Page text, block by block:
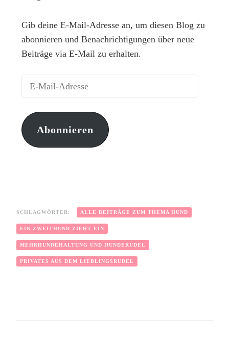
Gib deine E-Mail-Adresse an, um diesen Blog zu
abonnieren und Benachrichtigungen über neue
Beiträge via E-Mail zu erhalten.
Abonnieren
SCHLAGWÖRTER: ALLE BEITRÄGE ZUM THEMA HUND
EIN ZWEITHUND ZIEHT EIN
MEHRHUNDEHALTUNG UND HUNDERUDEL
PRIVATES AUS DEM LIEBLINGSRUDEL